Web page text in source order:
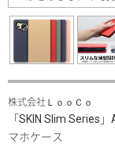
株式会社ＬｏｏＣｏ
「SKIN Slim Series
マホケース